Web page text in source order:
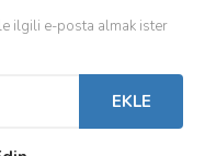
ilgili e-posta almak ister
EKLE